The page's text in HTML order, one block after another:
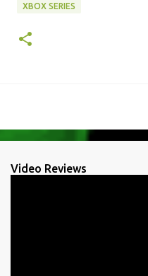
XBOX SERIES
Video Reviews